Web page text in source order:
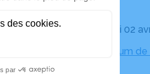
Le samedi 02
Crématorium